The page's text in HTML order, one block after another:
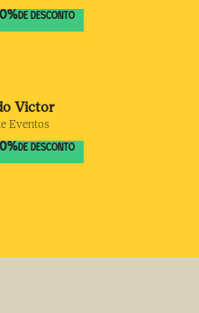
% DE DESCONTO
Victor
Eventos
% DE DESCONTO